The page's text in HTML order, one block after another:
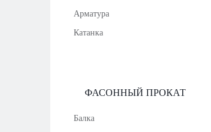
Арматура
Катанка
ФАСОННЫЙ ПРОКАТ
Балка